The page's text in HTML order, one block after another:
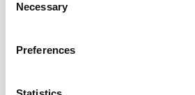
Selection
Necessary
Preferences
ΣΥΓΧΑΡΗΤΗΡΙΑ ΠΙΣ ΠΡΟΣ ΤΗΝ
ΚΥΠΡΟΥ ΓΙΑ ΤΗ ΔΙΟΡΓΑΝΩΣΗ